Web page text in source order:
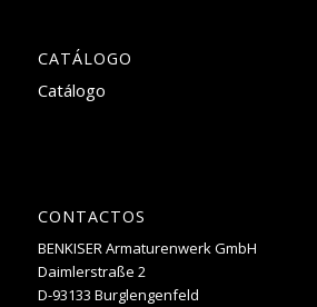
CATÁLOGO
Catálogo
CONTACTOS
BENKISER Armaturenwerk GmbH
Daimlerstraße 2
D-93133 Burglengenfeld